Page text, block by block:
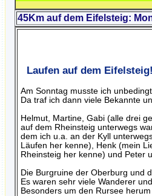
45Km auf dem Eifelsteig:
Laufen auf dem Eifelsteig!
Am Sonntag musste ich
Da traf ich dann viele Bekannte
Helmut, Martine, Gabi (alle drei
auf dem Rheinsteig unterwegs
dem ich u.a. an der Kyll
Läufen her kenne), Henk (mein
Rheinsteig her kenne) und Peter
Die Burgruine der Oberburg und
Es waren sehr viele Wanderer
Besonders um den Rursee